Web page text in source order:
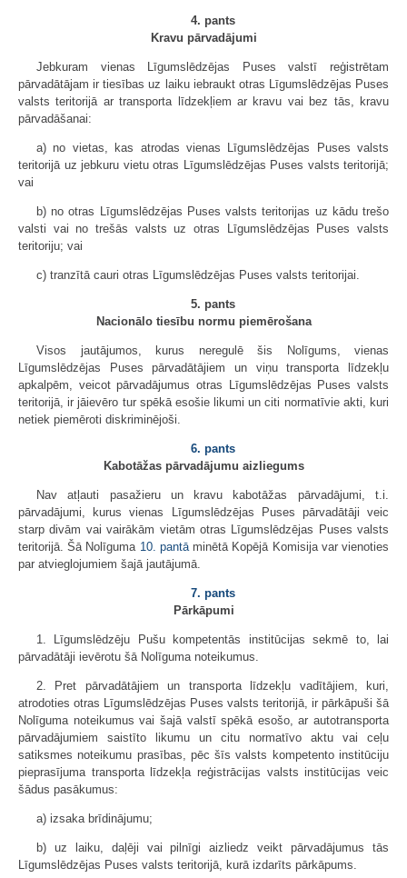
4. pants
Kravu pārvadājumi
Jebkuram vienas Līgumslēdzējas Puses valstī reģistrētam
pārvadātājam ir tiesības uz laiku iebraukt otras Līgumslēdzējas Puses
valsts teritorijā ar transporta līdzekļiem ar kravu vai bez tās, kravu
pārvadāšanai:
a) no vietas, kas atrodas vienas Līgumslēdzējas Puses valsts
teritorijā uz jebkuru vietu otras Līgumslēdzējas Puses valsts teritorijā;
vai
b) no otras Līgumslēdzējas Puses valsts teritorijas uz kādu trešo
valsti vai no trešās valsts uz otras Līgumslēdzējas Puses valsts
teritoriju; vai
c) tranzītā cauri otras Līgumslēdzējas Puses valsts teritorijai.
5. pants
Nacionālo tiesību normu piemērošana
Visos jautājumos, kurus neregulē šis Nolīgums, vienas
Līgumslēdzējas Puses pārvadātājiem un viņu transporta līdzekļu
apkalpēm, veicot pārvadājumus otras Līgumslēdzējas Puses valsts
teritorijā, ir jāievēro tur spēkā esošie likumi un citi normatīvie akti, kuri
netiek piemēroti diskriminējoši.
6. pants
Kabotāžas pārvadājumu aizliegums
Nav atļauti pasažieru un kravu kabotāžas pārvadājumi, t.i.
pārvadājumi, kurus vienas Līgumslēdzējas Puses pārvadātāji veic
starp divām vai vairākām vietām otras Līgumslēdzējas Puses valsts
teritorijā. Šā Nolīguma 10. pantāminētā Kopējā Komisija var vienoties
par atvieglojumiem šajā jautājumā.
7. pants
Pārkāpumi
1. Līgumslēdzēju Pušu kompetentās institūcijas sekmē to, lai
pārvadātāji ievērotu šā Nolīguma noteikumus.
2. Pret pārvadātājiem un transporta līdzekļu vadītājiem, kuri,
atrodoties otras Līgumslēdzējas Puses valsts teritorijā, ir pārkāpuši šā
Nolīguma noteikumus vai šajā valstī spēkā esošo, ar autotransporta
pārvadājumiem saistīto likumu un citu normatīvo aktu vai ceļu
satiksmes noteikumu prasības, pēc šīs valsts kompetento institūciju
pieprasījuma transporta līdzekļa reģistrācijas valsts institūcijas veic
šādus pasākumus:
a) izsaka brīdinājumu;
b) uz laiku, daļēji vai pilnīgi aizliedz veikt pārvadājumus tās
Līgumslēdzējas Puses valsts teritorijā, kurā izdarīts pārkāpums.